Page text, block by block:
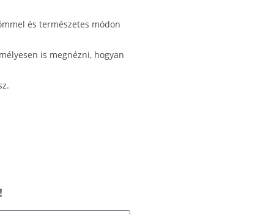
és természetes módon
is megnézni, hogyan